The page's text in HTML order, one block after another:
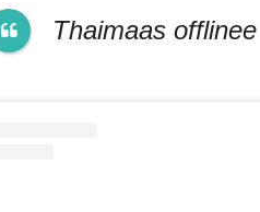
Thaimaas